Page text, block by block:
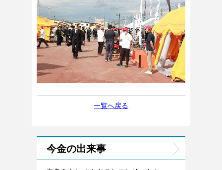
一覧へ戻る
今金の出来事